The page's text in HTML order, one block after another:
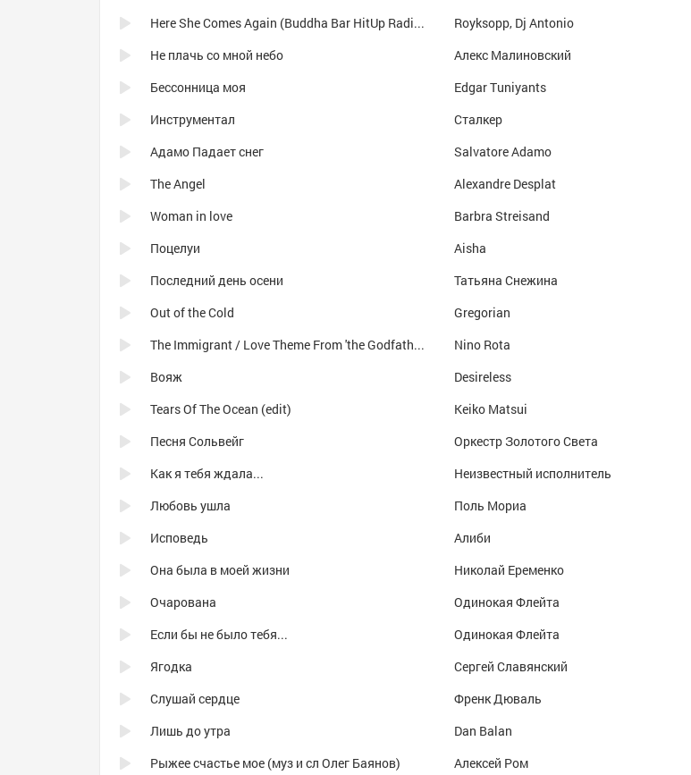
Here She Comes Again (Buddha Bar HitUp Radio Mix)
Royksopp, Dj Antonio
Не плачь со мной небо
Алекс Малиновский
Бессонница моя
Edgar Tuniyants
Инструментал
Сталкер
Адамо Падает снег
Salvatore Adamo
The Angel
Alexandre Desplat
Woman in love
Barbra Streisand
Поцелуи
Aisha
Последний день осени
Татьяна Снежина
Out of the Cold
Gregorian
The Immigrant / Love Theme From 'the Godfather III'
Nino Rota
Вояж
Desireless
Tears Of The Ocean (edit)
Keiko Matsui
Песня Сольвейг
Оркестр Золотого Света
Как я тебя ждала...
Неизвестный исполнитель
Любовь ушла
Поль Мориа
Исповедь
Алиби
Она была в моей жизни
Николай Еременко
Очарована
Одинокая Флейта
Если бы не было тебя...
Одинокая Флейта
Ягодка
Сергей Славянский
Слушай сердце
Френк Дюваль
Лишь до утра
Dan Balan
Рыжее счастье мое (муз и сл Олег Баянов)
Алексей Ром